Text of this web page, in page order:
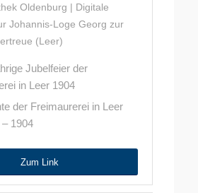
Oldenburg | Digitale
Johannis-Loge Georg zur
(Leer)
Jubelfeier der
in Leer 1904
der Freimaurerei in Leer
1904
Zum Link